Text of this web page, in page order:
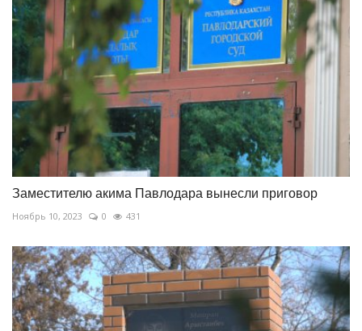
Заместителю акима Павлодара вынесли приговор
Ноябрь 10, 2023 0 431